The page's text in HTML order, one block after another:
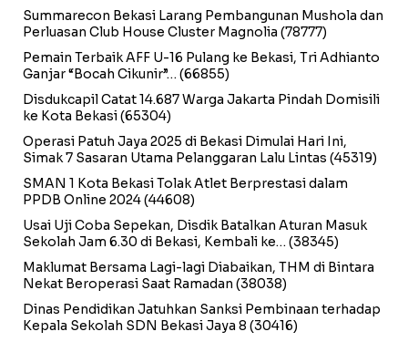
Summarecon Bekasi Larang Pembangunan Mushola dan
Perluasan Club House Cluster Magnolia (78777)
Pemain Terbaik AFF U-16 Pulang ke Bekasi, Tri Adhianto
Ganjar “Bocah Cikunir”… (66855)
Disdukcapil Catat 14.687 Warga Jakarta Pindah Domisili
ke Kota Bekasi(65304)
Operasi Patuh Jaya 2025 di Bekasi Dimulai Hari Ini,
Simak 7 Sasaran Utama Pelanggaran Lalu Lintas (45319)
SMAN 1 Kota Bekasi Tolak Atlet Berprestasi dalam
PPDB Online 2024(44608)
Usai Uji Coba Sepekan, Disdik Batalkan Aturan Masuk
Sekolah Jam 6.30 di Bekasi, Kembali ke… (38345)
Maklumat Bersama Lagi-lagi Diabaikan, THM di Bintara
Nekat Beroperasi Saat Ramadan (38038)
Dinas Pendidikan Jatuhkan Sanksi Pembinaan terhadap
Kepala Sekolah SDN Bekasi Jaya 8 (30416)